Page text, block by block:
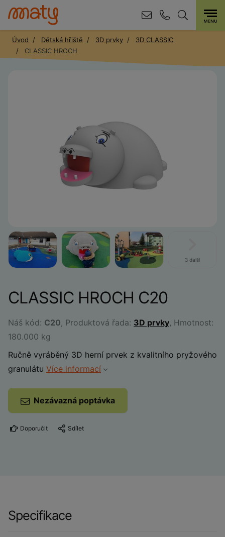
Úvod Dětská hřiště 3D prvky
3D CLASSIC
CLASSIC HROCH
3 další
CLASSIC HROCH C20
Náš kód: C20, Produktová řada: 3D prvky, Hmotnost:
180.000 kg
Ručně vyráběný 3D herní prvek z kvalitního pryžového
granulátu Více informací
Nezávazná poptávka
Doporučit Sdílet
Specifikace